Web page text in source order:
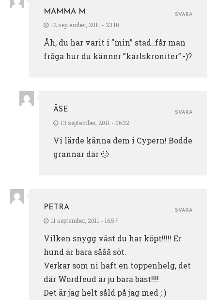
MAMMA M
12 september, 2011 - 23:10
Åh, du har varit i ”min” stad..får man
fråga hur du känner ”karlskroniter”:-)?
SVARA
ÅSE
13 september, 2011 - 06:32
Vi lärde känna dem i Cypern! Bodde
grannar där 🙂
SVARA
PETRA
11 september, 2011 - 16:57
Vilken snygg väst du har köpt!!!!! Er
hund är bara sååå söt.
Verkar som ni haft en toppenhelg, det
där Wordfeud är ju bara bäst!!!!
Det är jag helt såld på jag med ; )
SVARA